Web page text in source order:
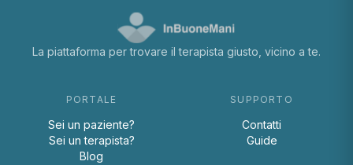
La piattaforma per trovare il terapista giusto, vicino a te.
PORTALE
Sei un paziente?
Sei un terapista?
Blog
SUPPORTO
Contatti
Guide